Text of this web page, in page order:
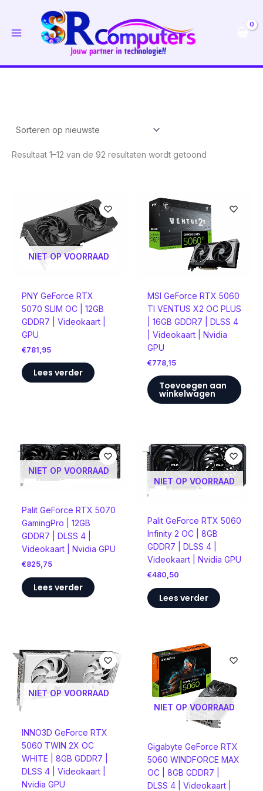
Resultaat 1–12 van de 92 resultaten wordt getoond
NIET OP VOORRAAD
PNY GeForce RTX
5070 SLIM OC | 12GB
GDDR7 | Videokaart |
GPU
€781,95
Lees verder
MSI GeForce RTX 5060
TI VENTUS X2 OC PLUS
| 16GB GDDR7 | DLSS 4
| Videokaart | Nvidia
GPU
€778,15
Toevoegen aan
winkelwagen
NIET OP VOORRAAD
Palit GeForce RTX 5070
GamingPro | 12GB
GDDR7 | DLSS 4 |
Videokaart | Nvidia GPU
€825,75
Lees verder
NIET OP VOORRAAD
Palit GeForce RTX 5060
Infinity 2 OC | 8GB
GDDR7 | DLSS 4 |
Videokaart | Nvidia GPU
€480,50
Lees verder
NIET OP VOORRAAD
INNO3D GeForce RTX
5060 TWIN 2X OC
WHITE | 8GB GDDR7 |
DLSS 4 | Videokaart |
Nvidia GPU
NIET OP VOORRAAD
Gigabyte GeForce RTX
5060 WINDFORCE MAX
OC | 8GB GDDR7 |
DLSS 4 | Videokaart |